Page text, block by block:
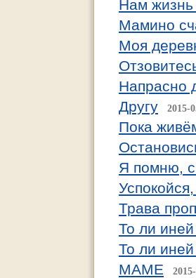
Нам жизнь
Мамино
Моя
Напрасно
Другу
2015-
Пока
Я помню,
Трава
То ли
То ли
МАМЕ